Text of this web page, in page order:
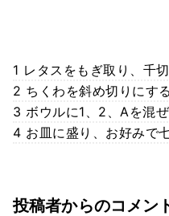
1 レタスをもぎ取り、千
2 ちくわを斜め切りにする
3 ボウルに1、2、Aを混
4 お皿に盛り、お好みで
投稿者からのコメン